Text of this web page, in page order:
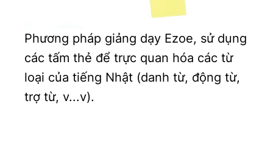
Phương pháp giảng dạy Ezoe, sử dụng
các tấm thẻ để trực quan hóa các từ
loại của tiếng Nhật (danh từ, động từ,
trợ từ, v...v).